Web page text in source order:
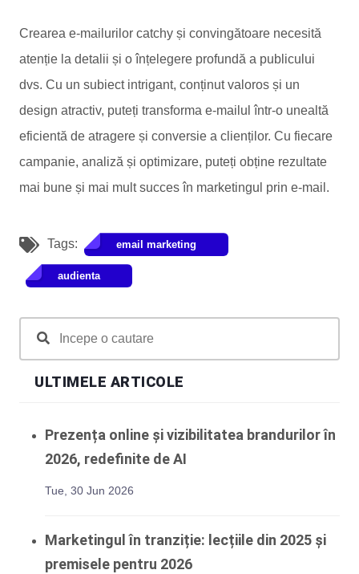
Crearea e-mailurilor catchy și convingătoare necesită
atenție la detalii și o înțelegere profundă a publicului
dvs. Cu un subiect intrigant, conținut valoros și un
design atractiv, puteți transforma e-mailul într-o unealtă
eficientă de atragere și conversie a clienților. Cu fiecare
campanie, analiză și optimizare, puteți obține rezultate
mai bune și mai mult succes în marketingul prin e-mail.
Tags: email marketing
audienta
ULTIMELE ARTICOLE
Prezența online și vizibilitatea brandurilor în
2026, redefinite de AI
Tue, 30 Jun 2026
Marketingul în tranziție: lecțiile din 2025 și
premisele pentru 2026